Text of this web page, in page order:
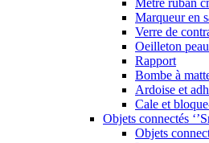
Mètre ruban
Marqueur en
Verre de
Oeilleton
Rapport
Bombe à
Ardoise et
Cale et
Objets connectés
Objets